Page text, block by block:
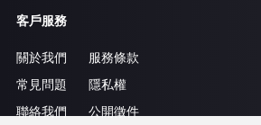
客戶服務
關於我們
常見問題
聯絡我們
服務條款
隱私權
公開徵件